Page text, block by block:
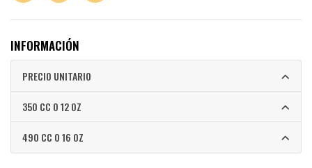
INFORMACIÓN
PRECIO UNITARIO
350 CC O 12 OZ
490 CC O 16 OZ